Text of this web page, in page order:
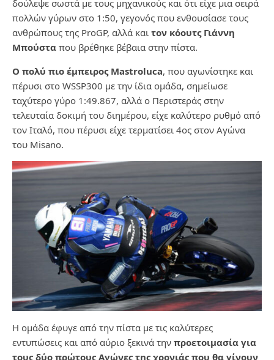
δούλεψε σωστά με τους μηχανικούς και ότι είχε μια σειρά
πολλών γύρων στο 1:50, γεγονός που ενθουσίασε τους
ανθρώπους της ProGP, αλλά και τον κόουτς Γιάννη
Μπούστα που βρέθηκε βέβαια στην πίστα.
Ο πολύ πιο έμπειρος Mastroluca, που αγωνίστηκε και
πέρυσι στο WSSP300 με την ίδια ομάδα, σημείωσε
ταχύτερο γύρο 1:49.867, αλλά ο Περιστεράς στην
τελευταία δοκιμή του διημέρου, είχε καλύτερο ρυθμό από
τον Ιταλό, που πέρυσι είχε τερματίσει 4ος στον Αγώνα
του Misano.
H ομάδα έφυγε από την πίστα με τις καλύτερες
εντυπώσεις και από αύριο ξεκινά την προετοιμασία για
τους δύο πρώτους Αγώνες της χρονιάς που θα γίνουν